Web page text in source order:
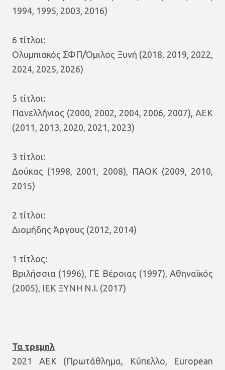
1994, 1995, 2003, 2016)
6 τίτλοι:
Ολυμπιακός ΣΦΠ/Όμιλος Ξυνή (2018, 2019, 2022,
2024, 2025, 2026)
5 τίτλοι:
Πανελλήνιος (2000, 2002, 2004, 2006, 2007), ΑΕΚ
(2011, 2013, 2020, 2021, 2023)
3 τίτλοι:
Δούκας (1998, 2001, 2008), ΠΑΟΚ (2009, 2010,
2015)
2 τίτλοι:
Διομήδης Άργους (2012, 2014)
1 τίτλος:
Βριλήσσια (1996), ΓΕ Βέροιας (1997), Αθηναϊκός
(2005), ΙΕΚ ΞΥΝΗ Ν.Ι. (2017)
Τα τρεμπλ
2021 ΑΕΚ (Πρωτάθλημα, Κύπελλο, European